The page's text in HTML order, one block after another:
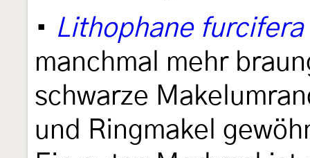
• Lithophane furcifera
manchmal mehr
schwarze
und Ringmakel